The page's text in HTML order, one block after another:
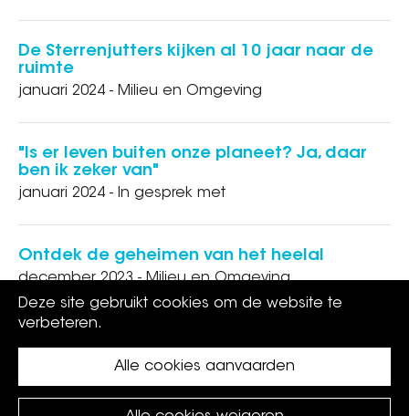
De Sterrenjutters kijken al 10 jaar naar de
ruimte
januari 2024 - Milieu en Omgeving
"Is er leven buiten onze planeet? Ja, daar
ben ik zeker van"
januari 2024 - In gesprek met
Ontdek de geheimen van het heelal
december 2023 - Milieu en Omgeving
Paginering
Deze site gebruikt cookies om de website te
verbeteren.
Alle cookies aanvaarden